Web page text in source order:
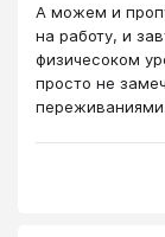
А можем и
на работу, и
физичесоком
просто не
переживаниями.